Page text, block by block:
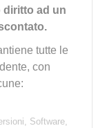
diritto ad un
tutte le
con
Software